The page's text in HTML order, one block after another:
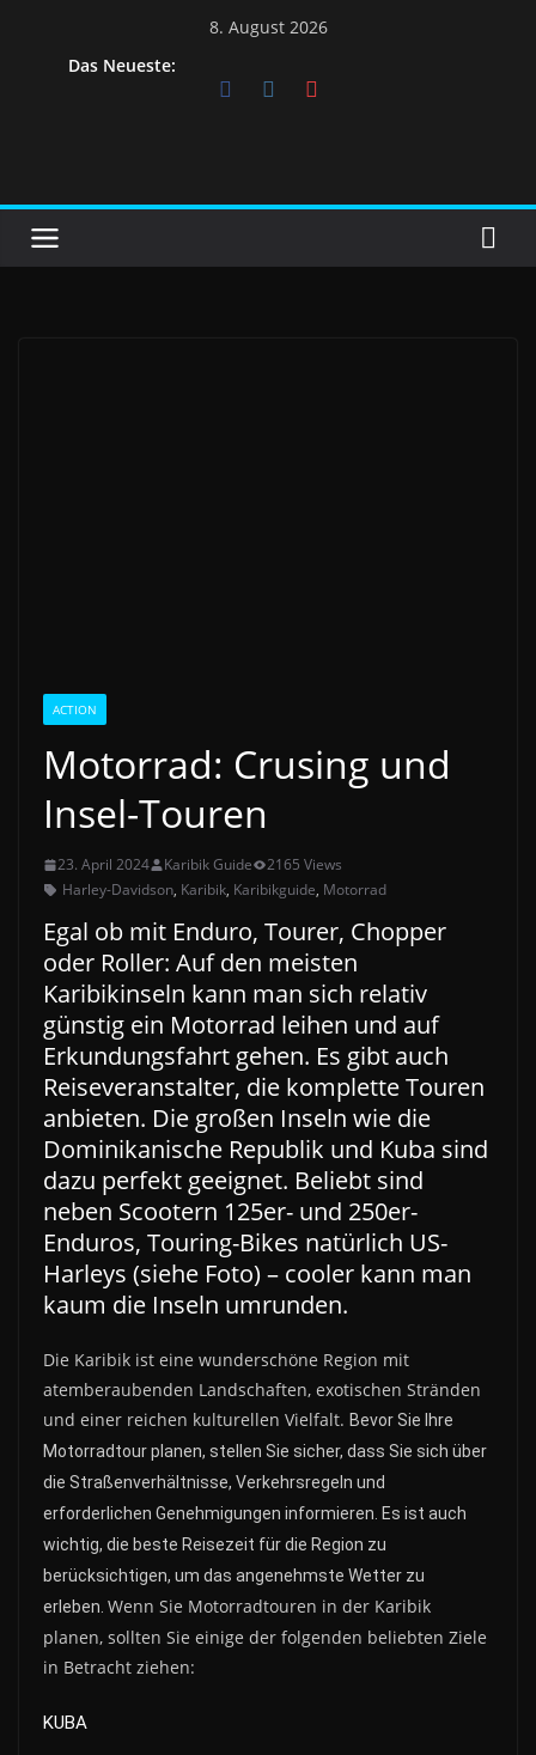
8. August 2026
Das Neueste:
ACTION
Motorrad: Crusing und
Insel-Touren
23. April 2024 Karibik Guide
2165 Views
Harley-Davidson, Karibik, Karibikguide, Motorrad
Egal ob mit Enduro, Tourer, Chopper
oder Roller: Auf den meisten
Karibikinseln kann man sich relativ
günstig ein Motorrad leihen und auf
Erkundungsfahrt gehen. Es gibt auch
Reiseveranstalter, die komplette Touren
anbieten. Die großen Inseln wie die
Dominikanische Republik und Kuba sind
dazu perfekt geeignet. Beliebt sind
neben Scootern 125er- und 250er-
Enduros, Touring-Bikes natürlich US-
Harleys (siehe Foto) – cooler kann man
kaum die Inseln umrunden.
Die Karibik ist eine wunderschöne Region mit
atemberaubenden Landschaften, exotischen Stränden
und einer reichen kulturellen Vielfalt. Bevor Sie Ihre
Motorradtour planen, stellen Sie sicher, dass Sie sich über
die Straßenverhältnisse, Verkehrsregeln und
erforderlichen Genehmigungen informieren. Es ist auch
wichtig, die beste Reisezeit für die Region zu
berücksichtigen, um das angenehmste Wetter zu
erleben. Wenn Sie Motorradtouren in der Karibik
planen, sollten Sie einige der folgenden beliebten Ziele
in Betracht ziehen:
KUBA